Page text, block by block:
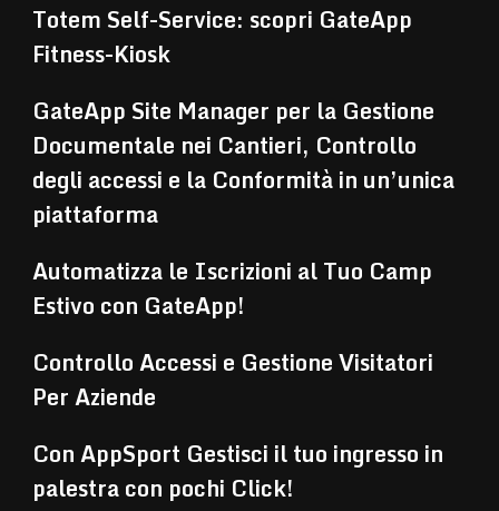
Totem Self-Service: scopri GateApp
Fitness-Kiosk
GateApp Site Manager per la Gestione
Documentale nei Cantieri, Controllo
degli accessi e la Conformità in un’unica
piattaforma
Automatizza le Iscrizioni al Tuo Camp
Estivo con GateApp!
Controllo Accessi e Gestione Visitatori
Per Aziende
Con AppSport Gestisci il tuo ingresso in
palestra con pochi Click!